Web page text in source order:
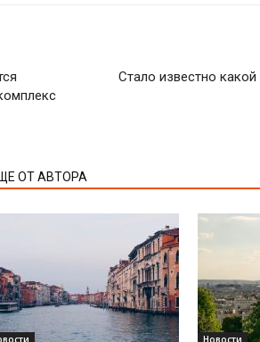
Стало известно
ОТ АВТОРА
Новости